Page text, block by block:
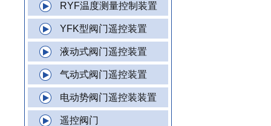
RYF温度测量控制装置
YFK型阀门遥控装置
液动式阀门遥控装置
气动式阀门遥控装置
电动势阀门遥控装装置
遥控阀门